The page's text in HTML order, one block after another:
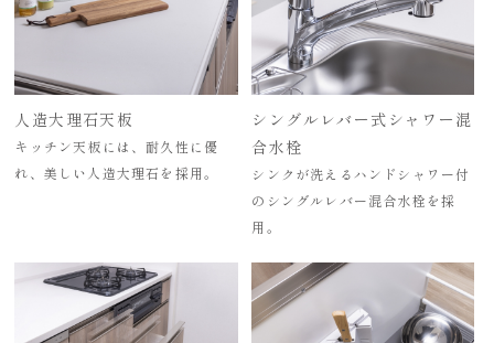
人造大理石天板
キッチン天板には、耐久性に優
れ、美しい人造大理石を採用。
シングルレバー式シャワー混
合水栓
シンクが洗えるハンドシャワー付
のシングルレバー混合水栓を採
用。